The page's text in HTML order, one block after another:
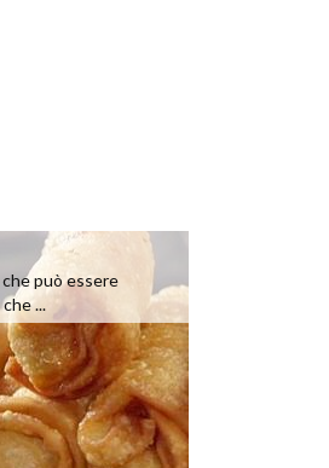
può essere
...